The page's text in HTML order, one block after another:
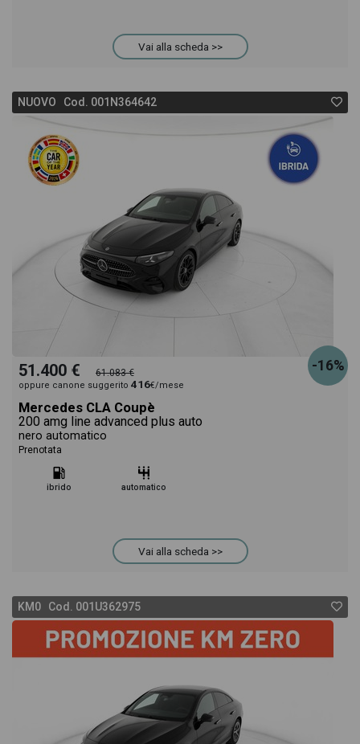
Vai alla scheda >>
NUOVO Cod. 001N364642
-16%
51.400 € 61.083 €
oppure canone suggerito 416€/mese
Mercedes CLA Coupè
200 amg line advanced plus auto
nero automatico
Prenotata
ibrido automatico
Vai alla scheda >>
KM0 Cod. 001U362975